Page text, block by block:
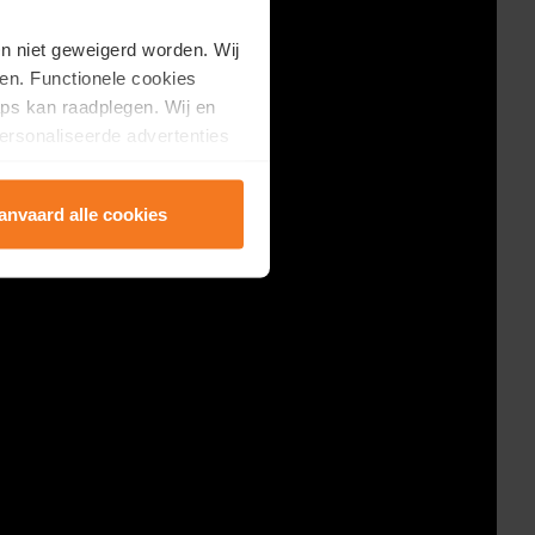
niet geweigerd worden. Wij
Functionele cookies
kan raadplegen. Wij en
advertenties
alle cookies